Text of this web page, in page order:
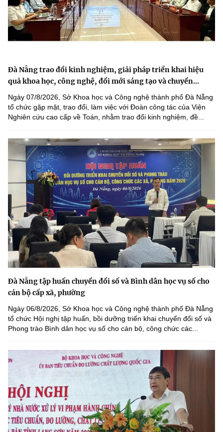
Đà Nẵng trao đổi kinh nghiệm, giải pháp triển khai hiệu
quả khoa học, công nghệ, đổi mới sáng tạo và chuyển...
Ngày 07/8/2026, Sở Khoa học và Công nghệ thành phố Đà Nẵng
tổ chức gặp mặt, trao đổi, làm việc với Đoàn công tác của Viện
Nghiên cứu cao cấp về Toán, nhằm trao đổi kinh nghiệm, đề...
Đà Nẵng tập huấn chuyển đổi số và Bình dân học vụ số cho
cán bộ cấp xã, phường
Ngày 06/8/2026, Sở Khoa học và Công nghệ thành phố Đà Nẵng
tổ chức Hội nghị tập huấn, bồi dưỡng triển khai chuyển đổi số và
Phong trào Bình dân học vụ số cho cán bộ, công chức các...